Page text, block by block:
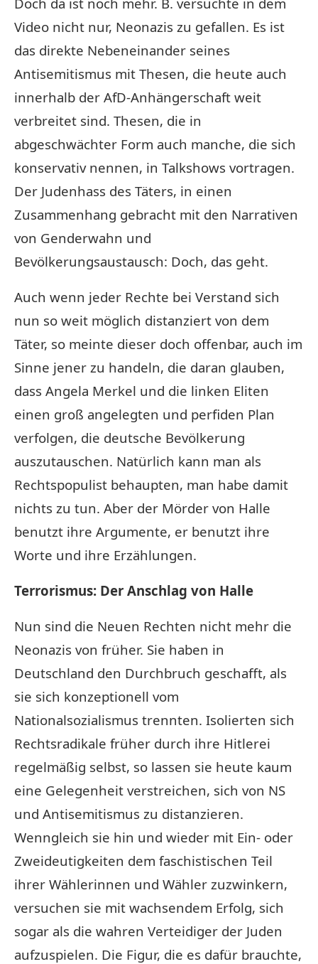
Video nicht nur, Neonazis zu gefallen. Es ist
das direkte Nebeneinander seines
Antisemitismus mit Thesen, die heute auch
innerhalb der AfD-Anhängerschaft weit
verbreitet sind. Thesen, die in
abgeschwächter Form auch manche, die sich
konservativ nennen, in Talkshows vortragen.
Der Judenhass des Täters, in einen
Zusammenhang gebracht mit den Narrativen
von Genderwahn und
Bevölkerungsaustausch: Doch, das geht.
Auch wenn jeder Rechte bei Verstand sich
nun so weit möglich distanziert von dem
Täter, so meinte dieser doch offenbar, auch im
Sinne jener zu handeln, die daran glauben,
dass Angela Merkel und die linken Eliten
einen groß angelegten und perfiden Plan
verfolgen, die deutsche Bevölkerung
auszutauschen. Natürlich kann man als
Rechtspopulist behaupten, man habe damit
nichts zu tun. Aber der Mörder von Halle
benutzt ihre Argumente, er benutzt ihre
Worte und ihre Erzählungen.
Terrorismus: Der Anschlag von Halle
Nun sind die Neuen Rechten nicht mehr die
Neonazis von früher. Sie haben in
Deutschland den Durchbruch geschafft, als
sie sich konzeptionell vom
Nationalsozialismus trennten. Isolierten sich
Rechtsradikale früher durch ihre Hitlerei
regelmäßig selbst, so lassen sie heute kaum
eine Gelegenheit verstreichen, sich von NS
und Antisemitismus zu distanzieren.
Wenngleich sie hin und wieder mit Ein- oder
Zweideutigkeiten dem faschistischen Teil
ihrer Wählerinnen und Wähler zuzwinkern,
versuchen sie mit wachsendem Erfolg, sich
sogar als die wahren Verteidiger der Juden
aufzuspielen. Die Figur, die es dafür brauchte,